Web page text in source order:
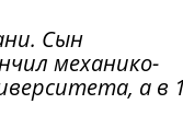
Сын
механико-
а в